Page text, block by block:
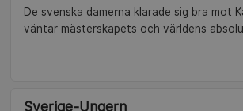
De svenska damerna klarade sig bra mot
väntar mästerskapets och världens
Sverige-Ungern